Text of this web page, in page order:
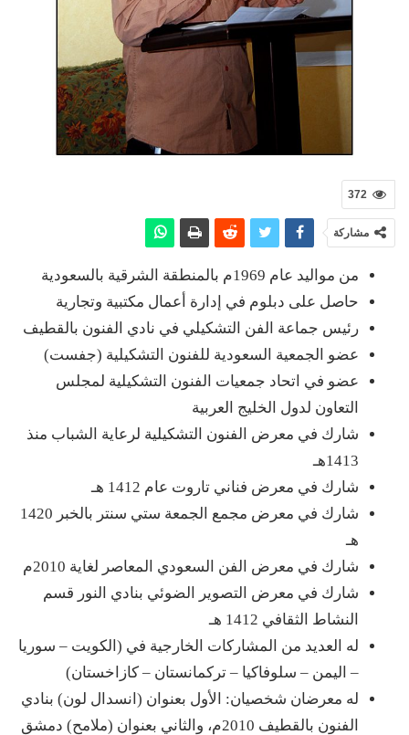
372
مشاركة
من مواليد عام 1969م بالمنطقة الشرقية بالسعودية
حاصل على دبلوم في إدارة أعمال مكتبية وتجارية
رئيس جماعة الفن التشكيلي في نادي الفنون بالقطيف
عضو الجمعية السعودية للفنون التشكيلية (جفست)
عضو في اتحاد جمعيات الفنون التشكيلية لمجلس
التعاون لدول الخليج العربية
شارك في معرض الفنون التشكيلية لرعاية الشباب منذ
1413هـ
شارك في معرض فناني تاروت عام 1412 هـ
شارك في معرض مجمع الجمعة ستي سنتر بالخبر 1420
هـ
شارك في معرض الفن السعودي المعاصر لغاية 2010م
شارك في معرض التصوير الضوئي بنادي النور قسم
النشاط الثقافي 1412 هـ
له العديد من المشاركات الخارجية في (الكويت – سوريا
– اليمن – سلوفاكيا – تركمانستان – كازاخستان)
له معرضان شخصيان: الأول بعنوان (انسدال لون) بنادي
الفنون بالقطيف 2010م، والثاني بعنوان (ملامح) دمشق